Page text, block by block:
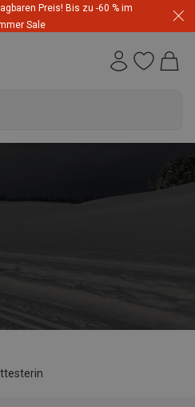
Preis! Bis zu -60 % im
Sale